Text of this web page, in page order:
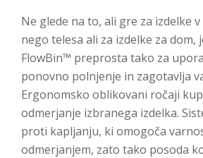
Ne glede na to, ali gre za izdelke
nego telesa ali za izdelke za dom,
FlowBin™ preprosta tako za
ponovno polnjenje in zagotavlja
Ergonomsko oblikovani ročaji
odmerjanje izbranega izdelka.
proti kapljanju, ki omogoča
odmerjanjem, zato tako posoda